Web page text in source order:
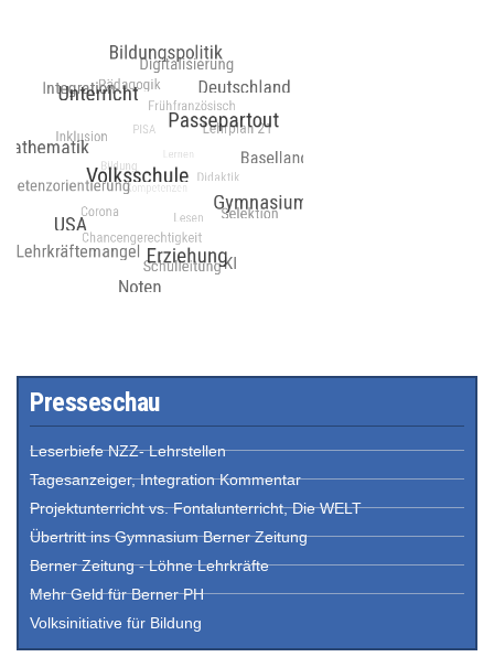
Presseschau
Leserbiefe NZZ- Lehrstellen
Tagesanzeiger, Integration Kommentar
Projektunterricht vs. Fontalunterricht, Die WELT
Übertritt ins Gymnasium Berner Zeitung
Berner Zeitung - Löhne Lehrkräfte
Mehr Geld für Berner PH
Volksinitiative für Bildung